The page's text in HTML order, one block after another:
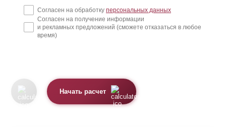
Согласен на обработку персональных данных
Согласен на получение информации
и рекламных предложений (сможете отказаться в любое
время)
Начать расчет